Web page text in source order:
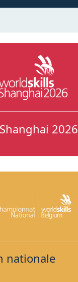
2026
nationale